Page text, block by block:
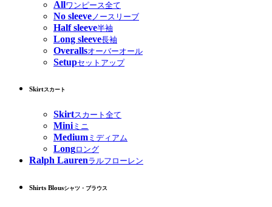
Allワンピース全て
No sleeve ノースリーブ
Half sleeve半袖
Long sleeve長袖
Overallsオーバーオール
Setupセットアップ
Skirtスカート
Skirtスカート全て
Miniミニ
Medium ミディアム
Longロング
Ralph Laurenラルフローレン
Shirts Blousシャツ・ブラウス